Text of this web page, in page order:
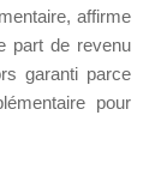
affirme
part de revenu
garanti parce
pour